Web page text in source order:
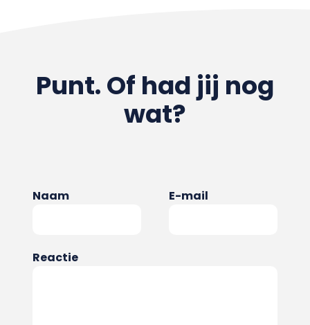
Punt. Of had jij nog
wat?
Naam E-mail
Reactie